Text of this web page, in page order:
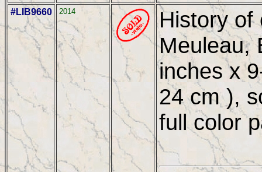
#LIB9660 2014
History of
Meuleau,
inches x
24 cm ),
full color